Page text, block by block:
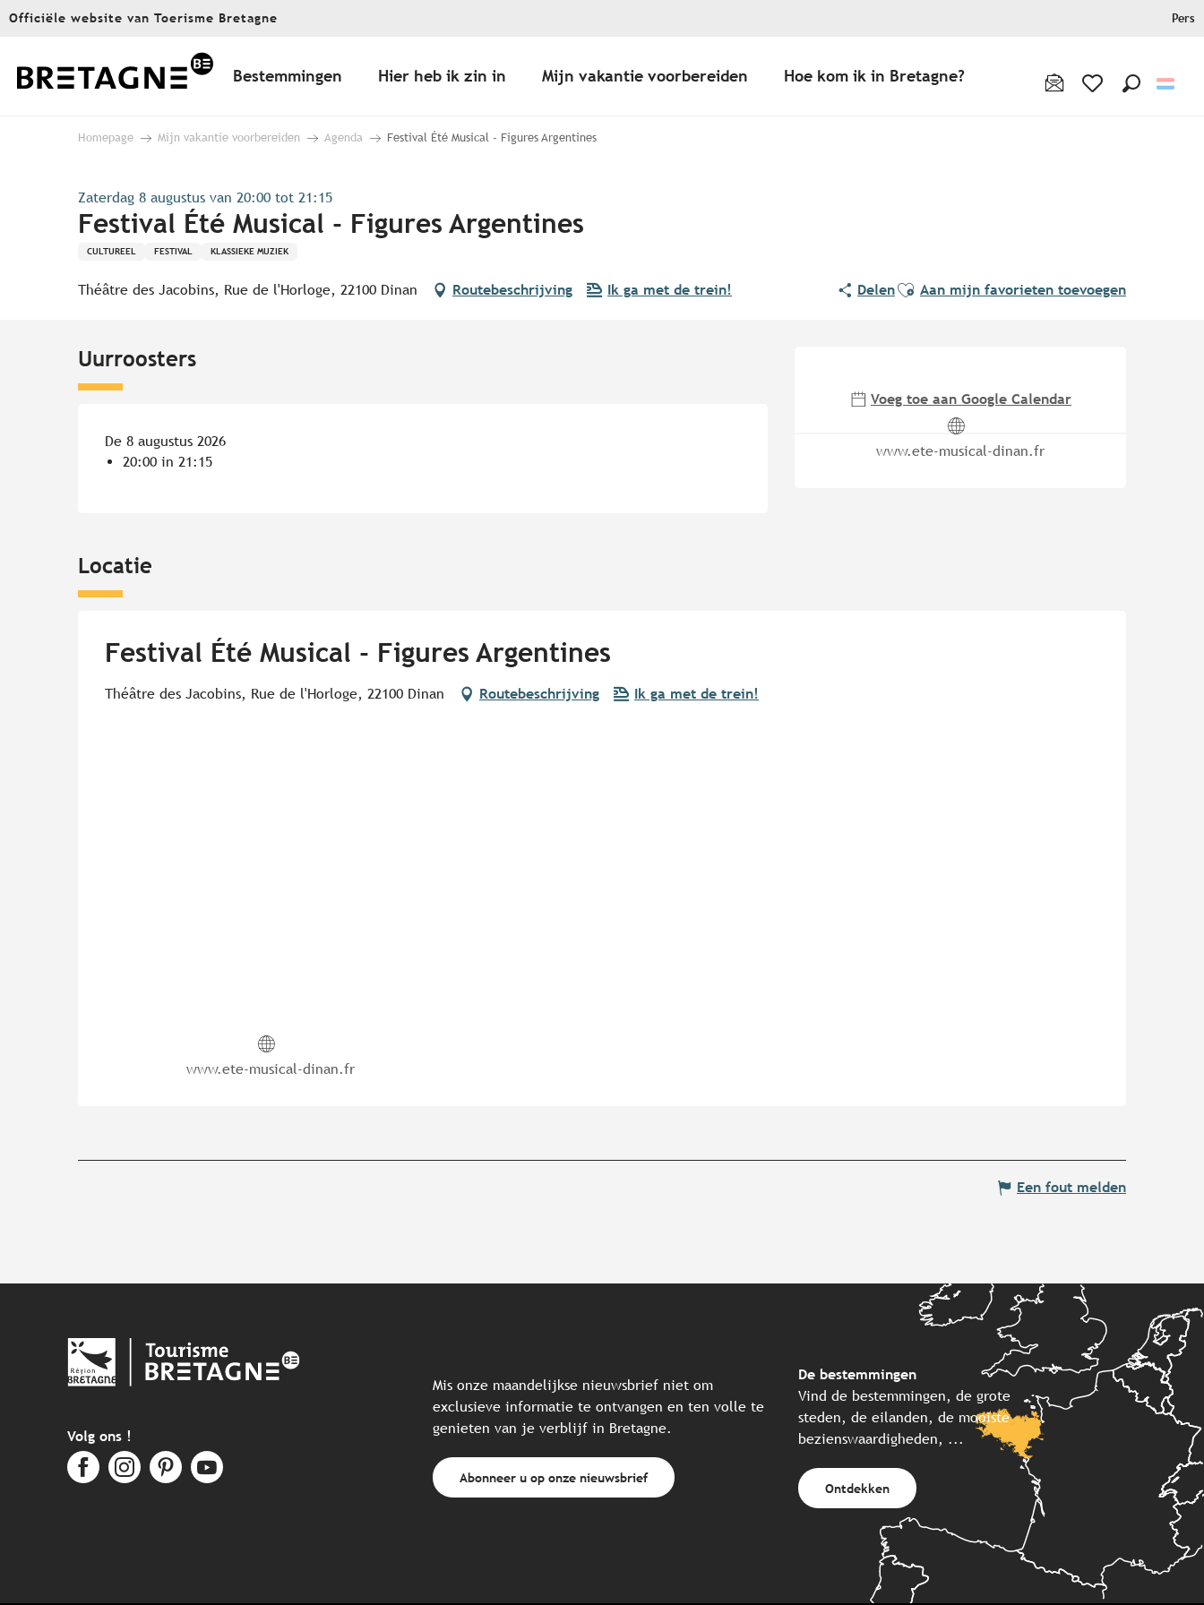
Aller
principal
Officiële website van Toerisme Bretagne Pers
Bestemmingen Hier heb ik zin in Mijn vakantie voorbereiden Hoe kom ik in Bretagne?
Homepage Mijn vakantie voorbereiden Agenda Festival Été Musical - Figures Argentines
Zaterdag 8 augustus van 20:00 tot 21:15
Festival Été Musical - Figures Argentines
CULTUREEL FESTIVAL KLASSIEKE MUZIEK
Théâtre des Jacobins, Rue de l'Horloge, 22100 Dinan Routebeschrijving Ik ga met de trein! DelenAjouter aux favoris
Aan mijn favorieten toevoegen
Voeg toe aan Google Calendar
www.ete-musical-dinan.fr
Uurroosters
De 8 augustus 2026
20:00 in 21:15
Locatie
Festival Été Musical - Figures Argentines
Théâtre des Jacobins, Rue de l'Horloge, 22100 Dinan Routebeschrijving Ik ga met de trein!
www.ete-musical-dinan.fr
Een fout melden
Volg ons !
Mis onze maandelijkse nieuwsbrief niet om
exclusieve informatie te ontvangen en ten volle te
genieten van je verblijf in Bretagne.
Abonneer u op onze nieuwsbrief
De bestemmingen
Vind de bestemmingen, de grote
steden, de eilanden, de mooiste
bezienswaardigheden, ...
Ontdekken